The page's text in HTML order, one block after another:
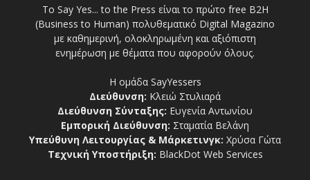
Το Say Yes... to the Press είναι το πρώτο free Β2Η
(Business to Human) πολυθεματικό Digital Magazino
με καθημερινή, ολοκληρωμένη και αξιόπιστη
ενημέρωση με θέματα που αφορούν όλους.
Η ομάδα SayYessers
Διεύθυνση: Κλειώ Στυλιαρά
Διεύθυνση Σύνταξης: Ευγενία Αντωνίου
Εμπορική Διεύθυνση: Σταματία Βελάνη
Υπεύθυνη Λειτουργίας & Μάρκετινγκ: Χρύσα Γώτα
Τεχνική Υποστήριξη: BlackDot Web Services